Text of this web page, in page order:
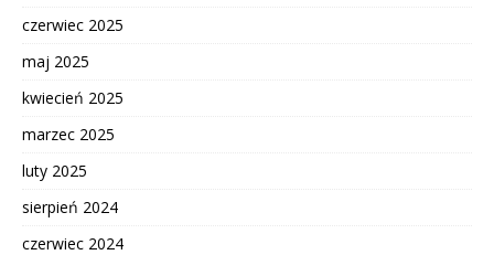
czerwiec 2025
maj 2025
kwiecień 2025
marzec 2025
luty 2025
sierpień 2024
czerwiec 2024